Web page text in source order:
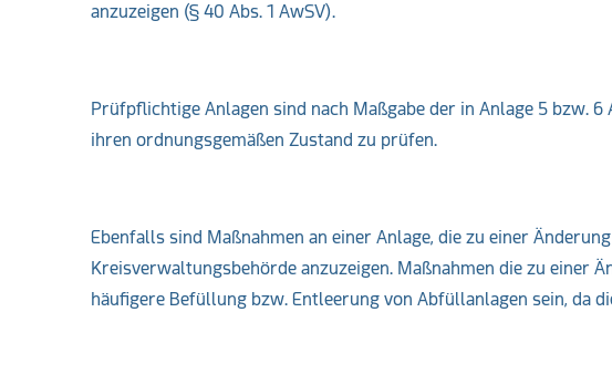
anzuzeigen (§ 40 Abs. 1 AwSV).
Prüfpflichtige Anlagen sind nach Maßgabe der in Anlage 5 bzw.
ihren ordnungsgemäßen Zustand zu prüfen.
Ebenfalls sind Maßnahmen an einer Anlage, die zu einer
Kreisverwaltungsbehörde anzuzeigen. Maßnahmen die zu einer
häufigere Befüllung bzw. Entleerung von Abfüllanlagen sein, da